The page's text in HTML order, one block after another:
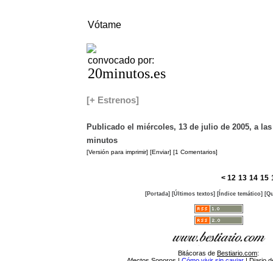
Vótame
convocado por:
20minutos.es
[+ Estrenos]
Publicado el miércoles, 13 de julio de 2005, a
minutos
[Versión para imprimir] [Enviar] [1 Comentarios]
< 12 13 14 15
[Portada] [Últimos textos] [Índice temático]
Bitácoras de Bestiario.com: